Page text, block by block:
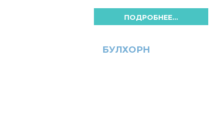
ПОДРОБНЕЕ...
БУЛХОРН